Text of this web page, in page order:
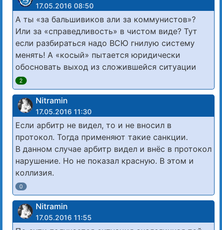
17.05.2016 08:50
А ты «за бальшивиков али за коммунистов»?
Или за «справедливость» в чистом виде? Тут
если разбираться надо ВСЮ гнилую систему
менять! А «косый» пытается юридически
обосновать выход из сложившейся ситуации
2
Nitramin
17.05.2016 11:30
Если арбитр не видел, то и не вносил в
протокол. Тогда применяют такие санкции.
В данном случае арбитр видел и внёс в протокол
нарушение. Но не показал красную. В этом и
коллизия.
0
Nitramin
17.05.2016 11:55